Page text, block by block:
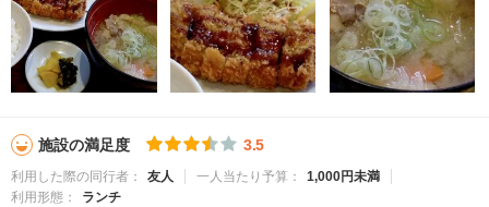
施設の満足度 3.5
利用した際の同行者： 友人 一人当たり予算：
1,000円未満
利用形態：
ランチ